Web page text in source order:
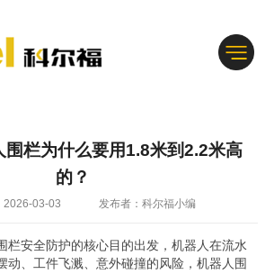
围栏为什么要用1.8米到2.2米高
的？
2026-03-03 发布者：科尔福小编
栏安全防护的核心目的出发，机器人在流水
动、工件飞溅、意外碰撞的风险，机器人围